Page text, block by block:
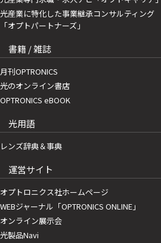
光産業に特化した事業継承コンサルティング
「オプトパートナーズ」
書籍 / 雑誌
月刊OPTRONICS
光のオンライン書店
OPTRONICS eBOOK
光用語
レンズ辞典＆事典
運営サイト
オプトロニクス社ホームページ
WEBジャーナル「OPTRONICS ONLINE」
オンライン展示会
光製品Navi